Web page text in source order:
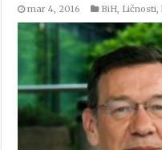
mar 4, 2016 BiH, Ličnosti,